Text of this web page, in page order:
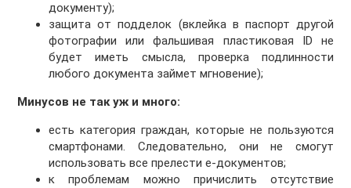
документу);
защита от подделок (вклейка в паспорт другой
фотографии или фальшивая пластиковая ID не
будет иметь смысла, проверка подлинности
любого документа займет мгновение);
Минусов не так уж и много:
есть категория граждан, которые не пользуются
смартфонами. Следовательно, они не смогут
использовать все прелести е-документов;
к проблемам можно причислить отсутствие